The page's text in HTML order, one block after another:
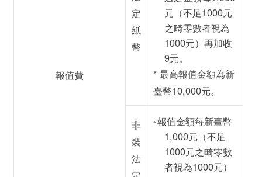
報值費
定
紙
幣
元（不足1000元
之畸零數者視為
1000元）再加收
9元。
* 最高報值金額為新
臺幣10,000元。
非
裝
法
*報值金額每新臺幣
1,000元（不足
1000元之畸零數
者視為1000元）